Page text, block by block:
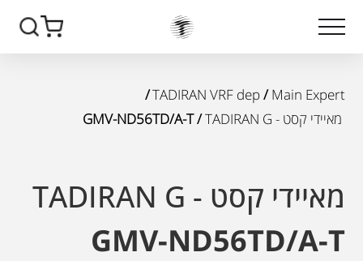
Main Expert
/
TADIRAN VRF dep
/
מאיידי קסט - TADIRAN G
/ GMV-ND56TD/A-T
מאיידי קסט - TADIRAN G
GMV-ND56TD/A-T